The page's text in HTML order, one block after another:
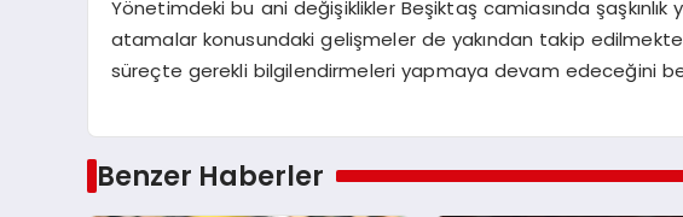
Yönetimdeki bu ani değişiklikler Beşiktaş camiasında
atamalar konusundaki gelişmeler de yakından takip
süreçte gerekli bilgilendirmeleri yapmaya devam edeceğini
Benzer Haberler